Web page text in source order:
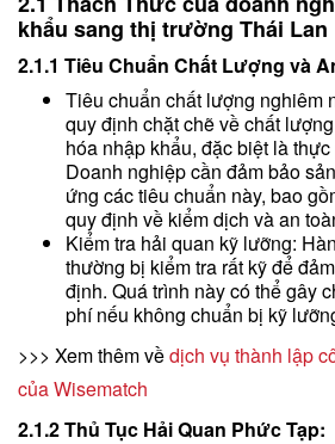
khẩu sang thị trường Thái Lan
2.1.1 Tiêu Chuẩn Chất Lượng và
Tiêu chuẩn chất lượng nghiêm
quy định chặt chẽ về chất
hóa nhập khẩu, đặc biệt là
Doanh nghiệp cần đảm bảo
ứng các tiêu chuẩn này, bao
quy định về kiểm dịch và an
Kiểm tra hải quan kỹ lưỡng:
thường bị kiểm tra rất kỹ để
định. Quá trình này có thể gây
phí nếu không chuẩn bị kỹ
>>> Xem thêm vềdịch vụ thành lập
của Wisematch
2.1.2 Thủ Tục Hải Quan Phức Tạp: